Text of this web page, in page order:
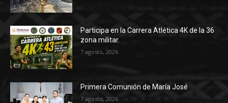
Participa en la Carrera Atlética 4K de la 36
zona militar.
7 agosto, 2026
Primera Comunión de María José
7 agosto, 2026